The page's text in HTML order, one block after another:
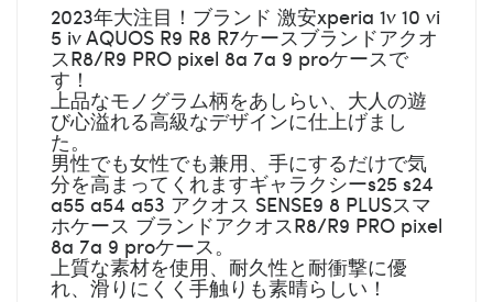
2023年大注目！ブランド 激安xperia 1v 10 vi
5 iv AQUOS R9 R8 R7ケースブランドアクオ
スR8/R9 PRO pixel 8a 7a 9 proケースで
す！
上品なモノグラム柄をあしらい、大人の遊
び心溢れる高級なデザインに仕上げまし
た。
男性でも女性でも兼用、手にするだけで気
分を高まってくれますギャラクシーs25 s24
a55 a54 a53 アクオス SENSE9 8 PLUSスマ
ホケース ブランドアクオスR8/R9 PRO pixel
8a 7a 9 proケース。
上質な素材を使用、耐久性と耐衝撃に優
れ、滑りにくく手触りも素晴らしい！